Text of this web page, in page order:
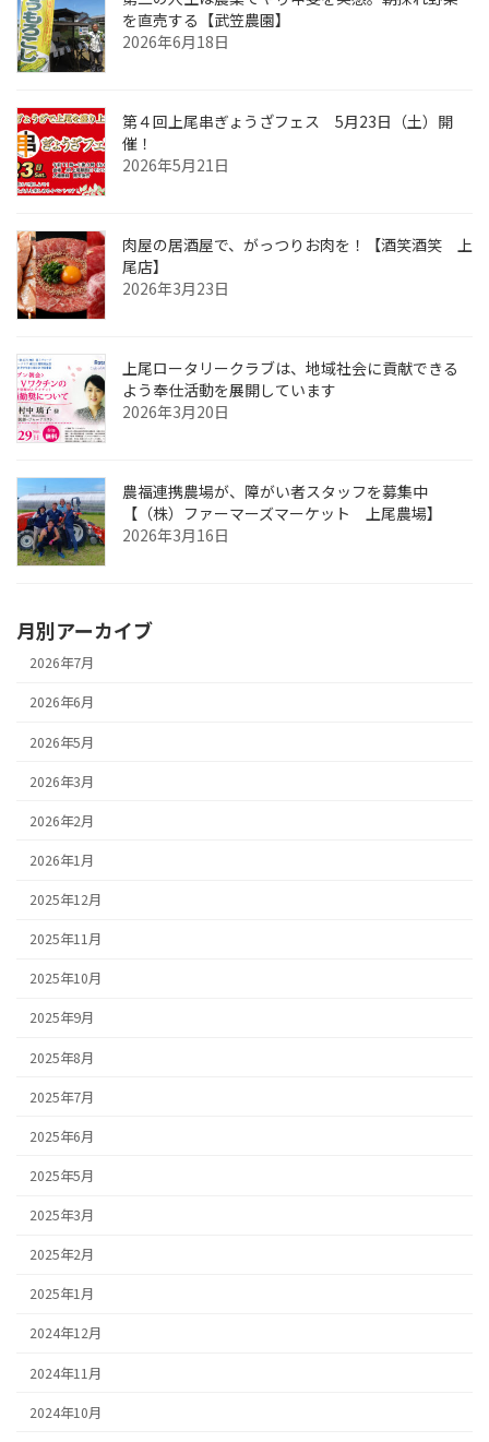
を直売する【武笠農園】
2026年6月18日
第４回上尾串ぎょうざフェス 5月23日（土）開
催！
2026年5月21日
肉屋の居酒屋で、がっつりお肉を！【酒笑酒笑 上
尾店】
2026年3月23日
上尾ロータリークラブは、地域社会に貢献できる
よう奉仕活動を展開しています
2026年3月20日
農福連携農場が、障がい者スタッフを募集中
【（株）ファーマーズマーケット 上尾農場】
2026年3月16日
月別アーカイブ
2026年7月
2026年6月
2026年5月
2026年3月
2026年2月
2026年1月
2025年12月
2025年11月
2025年10月
2025年9月
2025年8月
2025年7月
2025年6月
2025年5月
2025年3月
2025年2月
2025年1月
2024年12月
2024年11月
2024年10月